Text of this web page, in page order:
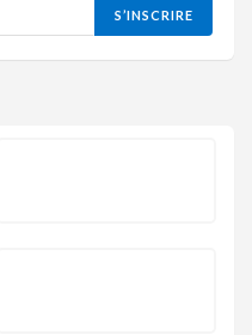
S’INSCRIRE